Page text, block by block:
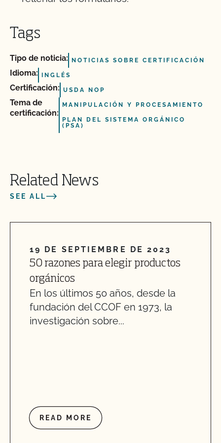
Tags
Tipo de noticia: NOTICIAS SOBRE CERTIFICACIÓN
Idioma: INGLÉS
Certificación: USDA NOP
Tema de
certificación:
MANIPULACIÓN Y PROCESAMIENTO
PLAN DEL SISTEMA ORGÁNICO
(PSA)
Related News
SEE ALL
19 DE SEPTIEMBRE DE 2023
50 razones para elegir productos
orgánicos
En los últimos 50 años, desde la
fundación del CCOF en 1973, la
investigación sobre...
READ MORE